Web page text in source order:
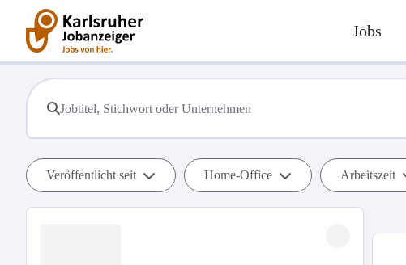
Jobs
Veröffentlicht seit Home-Office Arbeitszeit